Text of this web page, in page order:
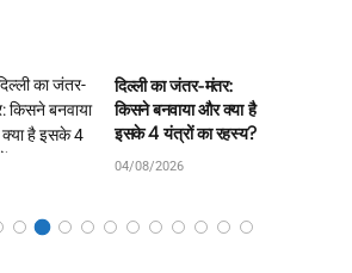
घमंडी मोर और समझदार
चिड़िया: बच्चों के लिए सुंदर
जंगल कहानी!
04/08/2026